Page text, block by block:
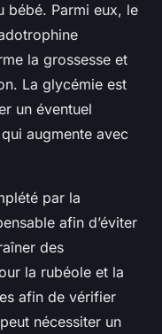
bébé. Parmi eux, le
la grossesse et
La glycémie est
un éventuel
augmente avec
par la
afin d’éviter
des
la rubéole et la
afin de vérifier
nécessiter un